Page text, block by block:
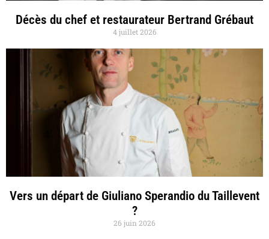
Décès du chef et restaurateur Bertrand Grébaut
4 juillet 2026
Vers un départ de Giuliano Sperandio du Taillevent
?
26 juin 2026